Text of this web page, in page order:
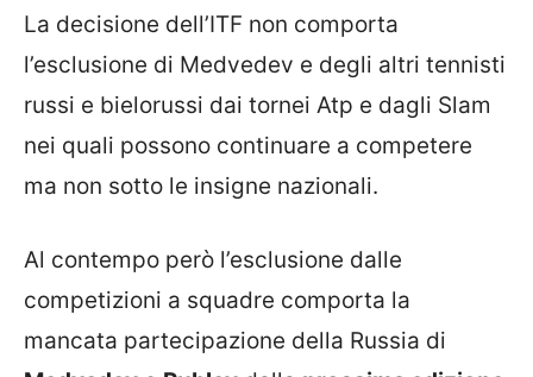
La decisione dell’ITF non comporta
l’esclusione di Medvedev e degli altri tennisti
russi e bielorussi dai tornei Atp e dagli Slam
nei quali possono continuare a competere
ma non sotto le insigne nazionali.
Al contempo però l’esclusione dalle
competizioni a squadre comporta la
mancata partecipazione della Russia di